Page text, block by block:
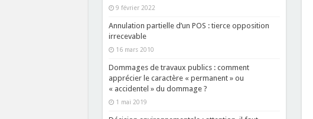
9 février 2022
Annulation partielle d’un POS : tierce opposition
irrecevable
16 mars 2010
Dommages de travaux publics : comment
apprécier le caractère « permanent » ou
« accidentel » du dommage ?
1 mai 2019